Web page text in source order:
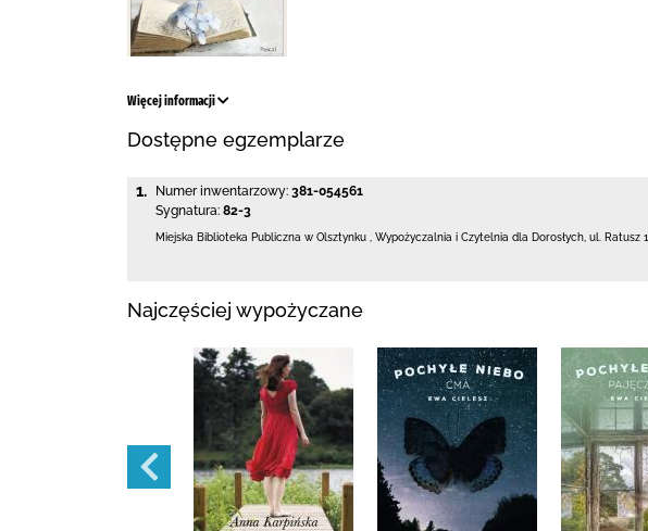
Więcej informacji
Dostępne egzemplarze
1. Numer inwentarzowy: 381-054561
Sygnatura: 82-3
Miejska Biblioteka Publiczna w Olsztynku Wypożyczalnia i Czytelnia dla Dorosłych, ul. Ratusz 1
Najczęściej wypożyczane